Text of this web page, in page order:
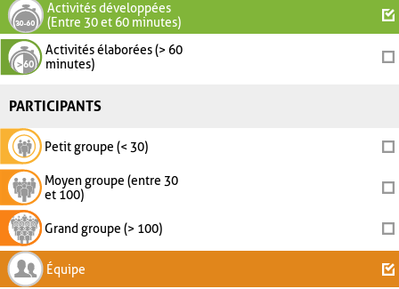
Activités développées
(Entre 30 et 60 minutes)
Activités élaborées (> 60
minutes)
PARTICIPANTS
Petit groupe (< 30)
Moyen groupe (entre 30
et 100)
Grand groupe (> 100)
Équipe